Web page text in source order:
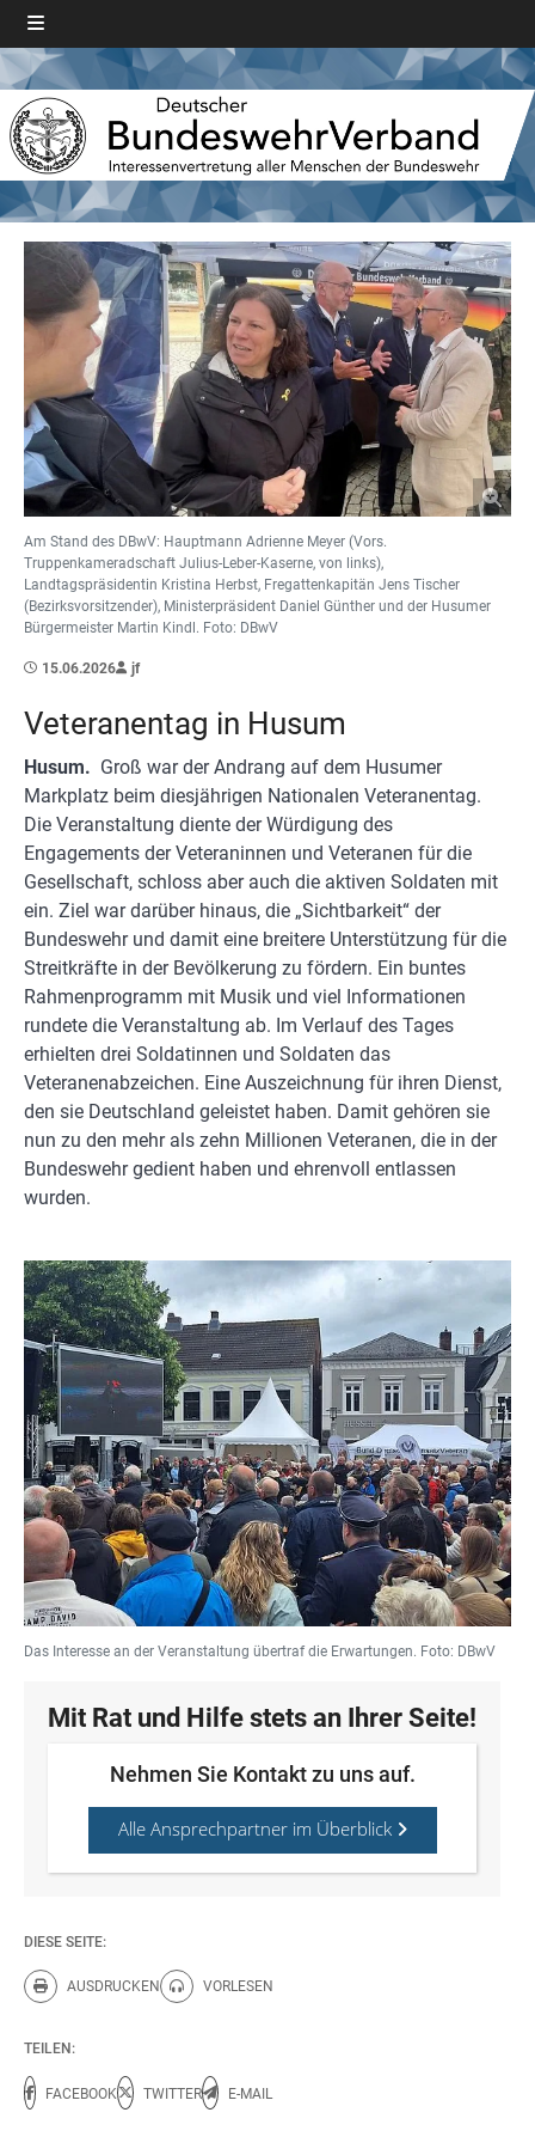
Am Stand des DBwV: Hauptmann Adrienne Meyer (Vors.
Truppenkameradschaft Julius-Leber-Kaserne, von links),
Landtagspräsidentin Kristina Herbst, Fregattenkapitän Jens Tischer
(Bezirksvorsitzender), Ministerpräsident Daniel Günther und der Husumer
Bürgermeister Martin Kindl. Foto: DBwV
15.06.2026 jf
Veteranentag in Husum
Husum. Groß war der Andrang auf dem Husumer
Markplatz beim diesjährigen Nationalen Veteranentag.
Die Veranstaltung diente der Würdigung des
Engagements der Veteraninnen und Veteranen für die
Gesellschaft, schloss aber auch die aktiven Soldaten mit
ein. Ziel war darüber hinaus, die „Sichtbarkeit“ der
Bundeswehr und damit eine breitere Unterstützung für die
Streitkräfte in der Bevölkerung zu fördern. Ein buntes
Rahmenprogramm mit Musik und viel Informationen
rundete die Veranstaltung ab. Im Verlauf des Tages
erhielten drei Soldatinnen und Soldaten das
Veteranenabzeichen. Eine Auszeichnung für ihren Dienst,
den sie Deutschland geleistet haben. Damit gehören sie
nun zu den mehr als zehn Millionen Veteranen, die in der
Bundeswehr gedient haben und ehrenvoll entlassen
wurden.
Das Interesse an der Veranstaltung übertraf die Erwartungen. Foto: DBwV
Mit Rat und Hilfe stets an Ihrer Seite!
Nehmen Sie Kontakt zu uns auf.
Alle Ansprechpartner im Überblick
DIESE SEITE:
AUSDRUCKEN
Diese Seite drucken.
VORLESEN
Diese Seite vorlesen.
TEILEN:
FACEBOOK TWITTER E-MAIL